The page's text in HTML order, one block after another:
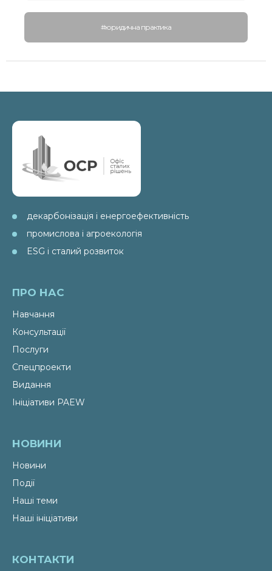
#юридична практика
декарбонізація і енергоефективність
промислова і агроекологія
ESG і сталий розвиток
ПРО НАС
Навчання
Консультації
Послуги
Спецпроекти
Видання
Ініціативи PAEW
НОВИНИ
Новини
Події
Наші теми
Наші ініціативи
КОНТАКТИ